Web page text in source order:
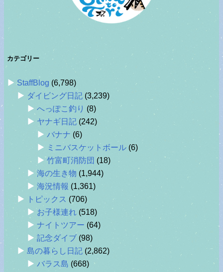
カテゴリー
StaffBlog (6,798)
ダイビング日記 (3,239)
へっぽこ釣り (8)
ヤナギ日記 (242)
バナナ (6)
ミニバスケットボール (6)
竹富町消防団 (18)
海の生き物 (1,944)
海況情報 (1,361)
トピックス (706)
お子様連れ (518)
ナイトツアー (64)
記念ダイブ (98)
島の暮らし日記 (2,862)
バラス島 (668)